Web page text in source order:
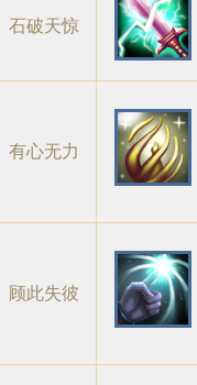
石破天惊
有心无力
顾此失彼